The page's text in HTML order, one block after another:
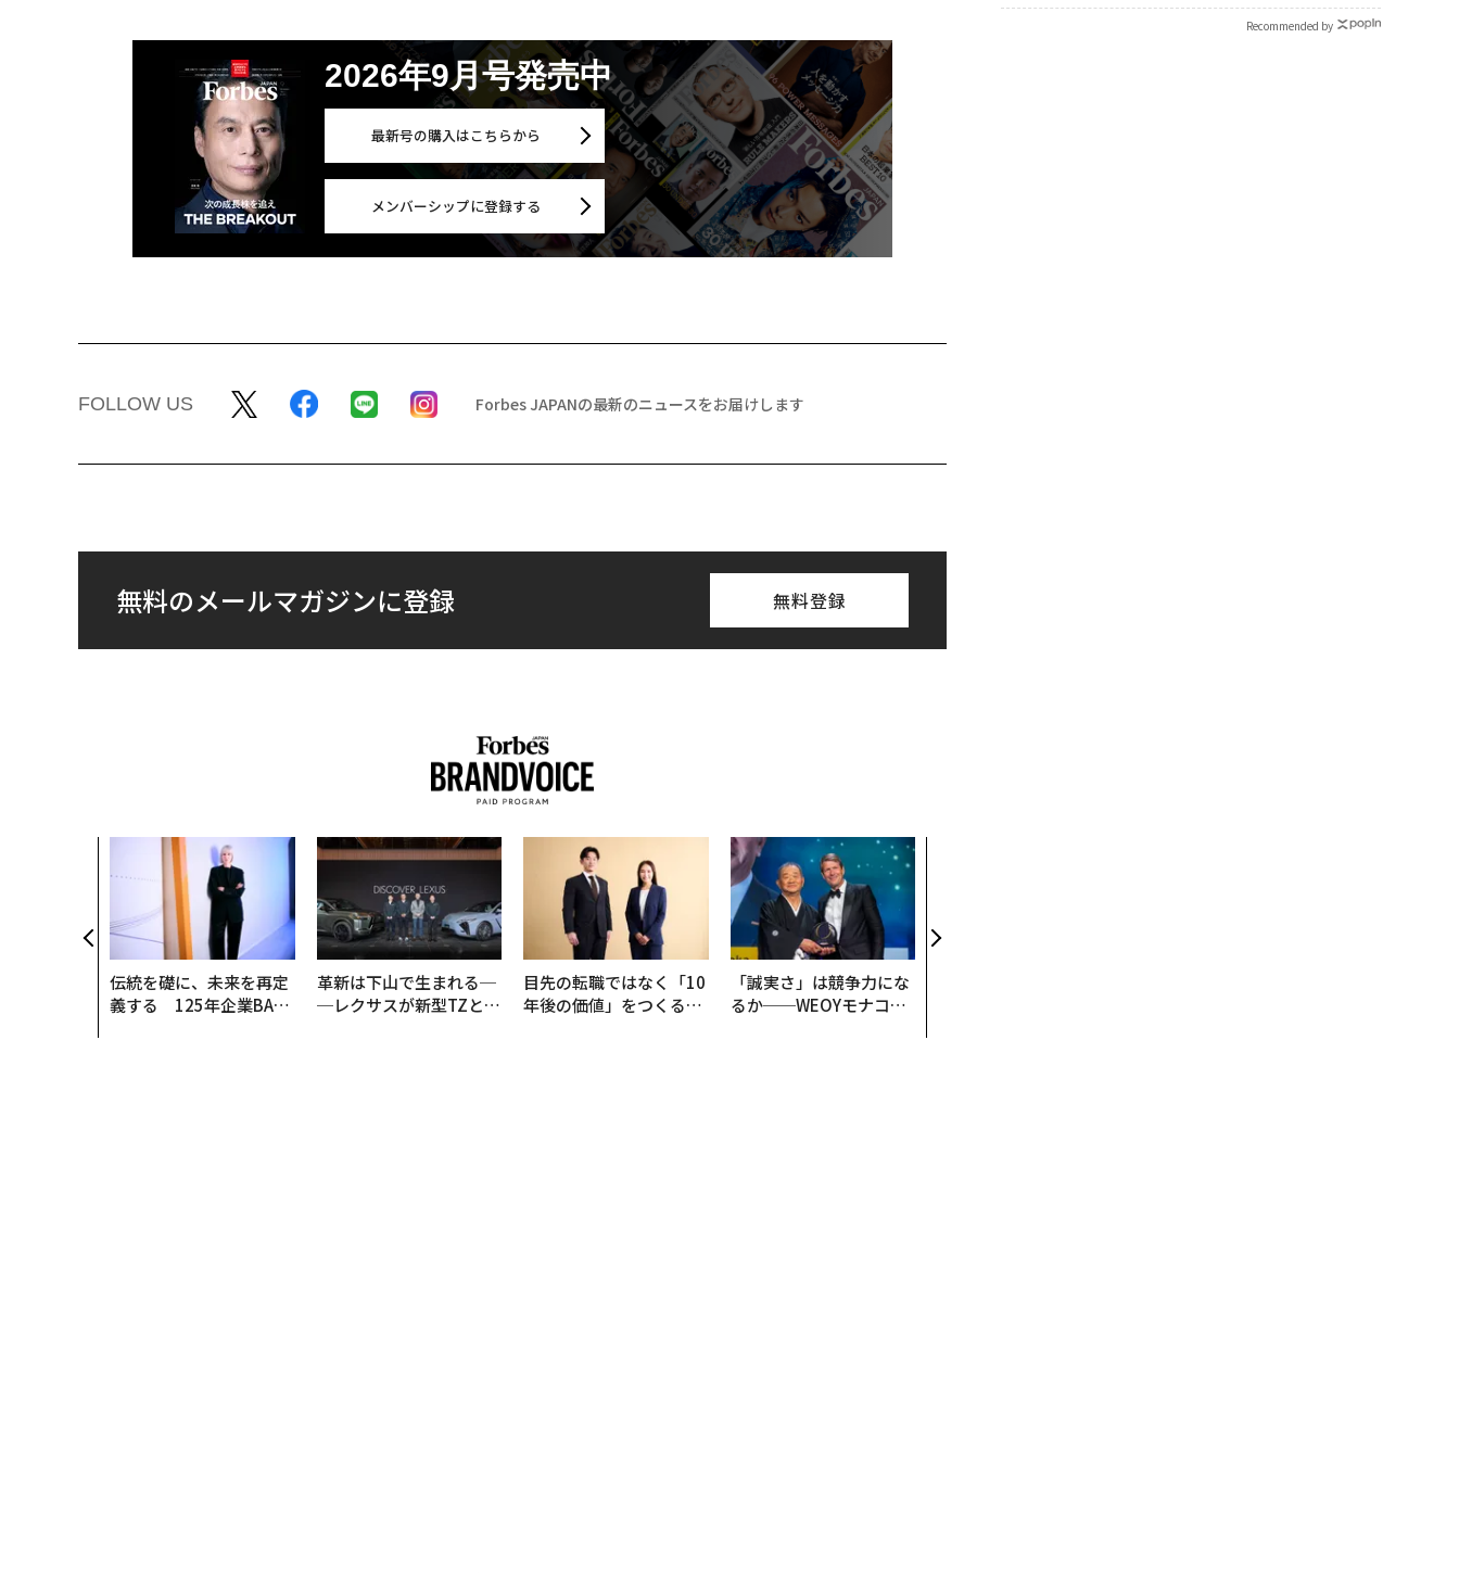
2026年9月号発売中
最新号の購入はこちらから
メンバーシップに登録する
FOLLOW US Forbes JAPANの最新のニュースをお届けします
無料のメールマガジンに登録 無料登録
伝統を礎に、未来を再定
義する 125年企業BAT
革新は下山で生まれる─
─レクサスが新型TZとE
目先の転職ではなく「10
年後の価値」をつくる─
「誠実さ」は競争力にな
るか──WEOYモナコで
る1日│CAREER SUMMI
Recommended by